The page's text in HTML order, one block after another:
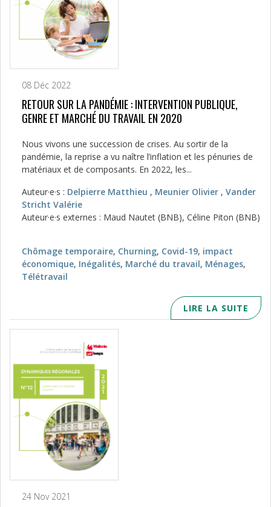
08 Déc 2022
RETOUR SUR LA PANDÉMIE : INTERVENTION PUBLIQUE,
GENRE ET MARCHÉ DU TRAVAIL EN 2020
Nous vivons une succession de crises. Au sortir de la
pandémie, la reprise a vu naître l’inflation et les pénuries de
matériaux et de composants. En 2022, les...
Auteur·e·s : Delpierre Matthieu , Meunier Olivier , Vander
Stricht Valérie
Auteur·e·s externes : Maud Nautet (BNB), Céline Piton (BNB)
Chômage temporaire, Churning, Covid-19, impact
économique, Inégalités, Marché du travail, Ménages,
Télétravail
LIRE LA SUITE
24 Nov 2021